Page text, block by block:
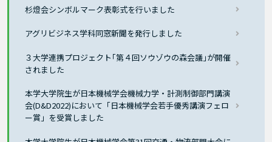
杉燈会シンボルマーク表彰式を行いました
アグリビジネス学科同窓新聞を発行しました
３大学連携プロジェクト｢第４回ソウゾウの森会議｣が開催
されました
本学大学院生が日本機械学会機械力学・計測制御部門講演
会(D&D2022)において「日本機械学会若手優秀講演フェロ
ー賞」を受賞しました